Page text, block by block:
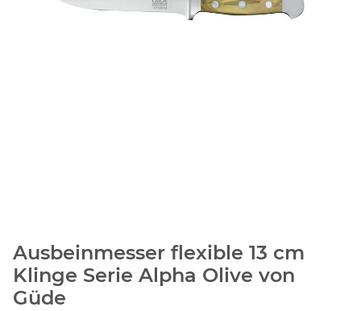
Ausbeinmesser flexible 13 cm
Klinge Serie Alpha Olive von
Güde